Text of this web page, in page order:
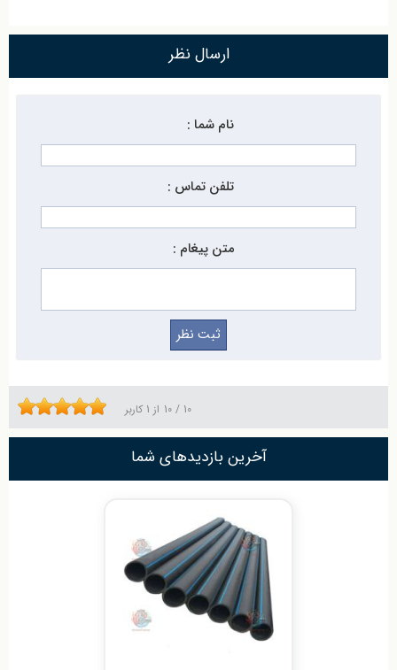
ارسال نظر
نام شما :
تلفن تماس :
متن پیغام :
10 / 10 از 1 کاربر
آخرین بازدیدهای شما